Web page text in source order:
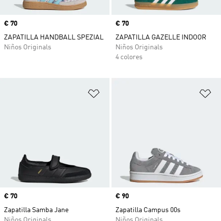
Precio
€ 70
ZAPATILLA HANDBALL SPEZIAL
Niños Originals
Precio
€ 70
ZAPATILLA GAZELLE INDOOR
Niños Originals
4 colores
Precio
€ 70
Zapatilla Samba Jane
Precio
€ 90
Zapatilla Campus 00s